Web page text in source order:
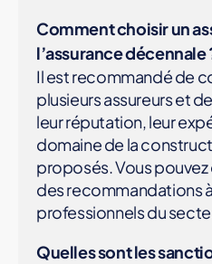
Comment choisir un
l’assurance décennale
Il est recommandé de
plusieurs assureurs et
leur réputation, leur
domaine de la
proposés. Vous
des recommandations
professionnels du
Quelles sont les